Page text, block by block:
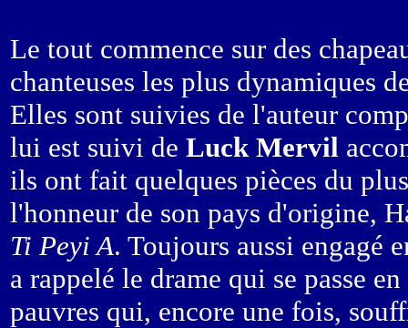
Le tout commence sur des
chanteuses les plus dynamiques
Elles sont suivies de l'auteur
lui est suivi de Luck Mervil
ils ont fait quelques pièces du
l'honneur de son pays d'origine,
Ti Peyi A. Toujours aussi engagé
a rappelé le drame qui se passe
pauvres qui, encore une fois,